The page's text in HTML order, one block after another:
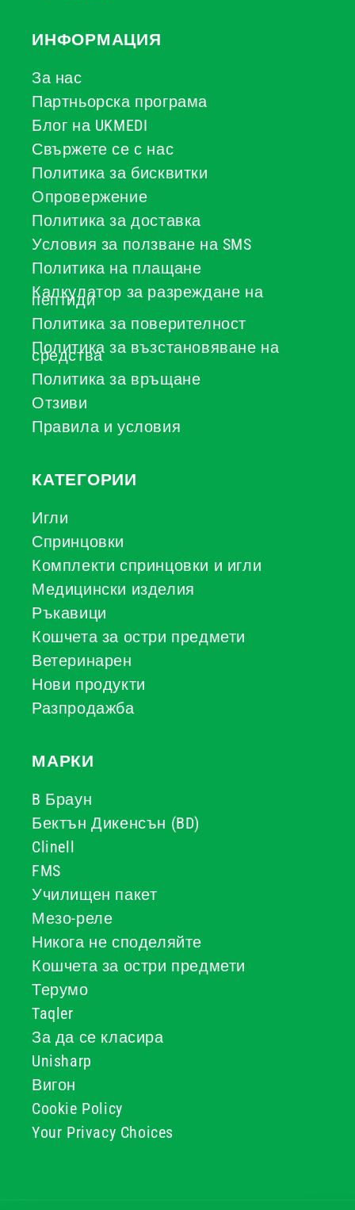
ИНФОРМАЦИЯ
За нас
Партньорска програма
Блог на UKMEDI
Свържете се с нас
Политика за бисквитки
Опровержение
Политика за доставка
Условия за ползване на SMS
Политика на плащане
Калкулатор за разреждане на
пептиди
Политика за поверителност
Политика за възстановяване на
средства
Политика за връщане
Отзиви
Правила и условия
КАТЕГОРИИ
Игли
Спринцовки
Комплекти спринцовки и игли
Медицински изделия
Ръкавици
Кошчета за остри предмети
Ветеринарен
Нови продукти
Разпродажба
МАРКИ
B Браун
Бектън Дикенсън (BD)
Clinell
FMS
Училищен пакет
Мезо-реле
Никога не споделяйте
Кошчета за остри предмети
Терумо
Taqler
За да се класира
Unisharp
Вигон
Cookie Policy
Your Privacy Choices